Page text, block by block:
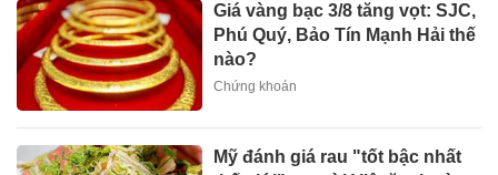
Giá vàng bạc 3/8 tăng vọt: SJC,
Phú Quý, Bảo Tín Mạnh Hải thế
nào?
Chứng khoán
Mỹ đánh giá rau "tốt bậc nhất